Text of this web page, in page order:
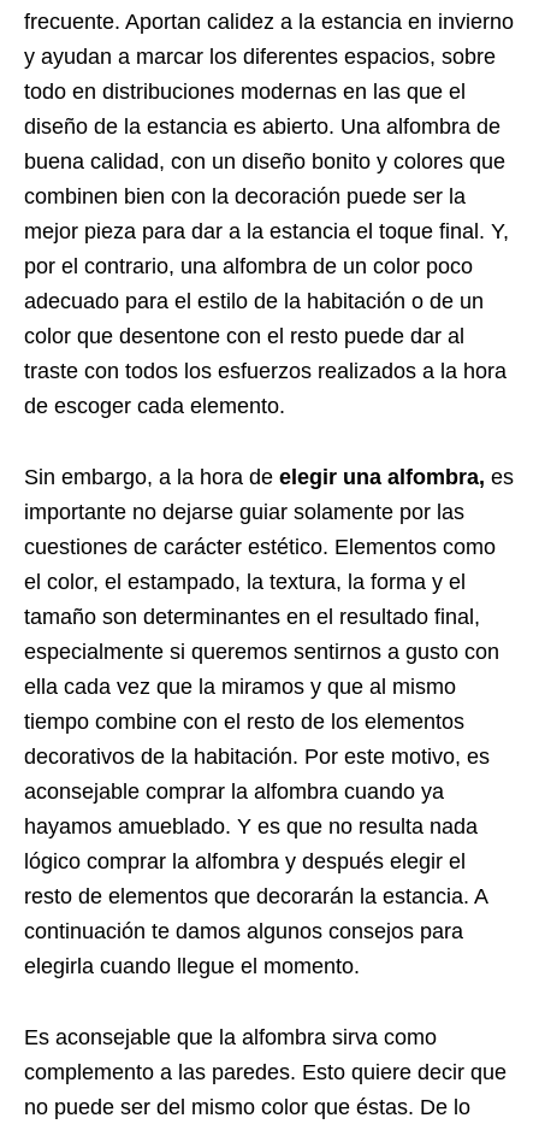
frecuente. Aportan calidez a la estancia en invierno
y ayudan a marcar los diferentes espacios, sobre
todo en distribuciones modernas en las que el
diseño de la estancia es abierto. Una alfombra de
buena calidad, con un diseño bonito y colores que
combinen bien con la decoración puede ser la
mejor pieza para dar a la estancia el toque final. Y,
por el contrario, una alfombra de un color poco
adecuado para el estilo de la habitación o de un
color que desentone con el resto puede dar al
traste con todos los esfuerzos realizados a la hora
de escoger cada elemento.
Sin embargo, a la hora de elegir una alfombra, es
importante no dejarse guiar solamente por las
cuestiones de carácter estético. Elementos como
el color, el estampado, la textura, la forma y el
tamaño son determinantes en el resultado final,
especialmente si queremos sentirnos a gusto con
ella cada vez que la miramos y que al mismo
tiempo combine con el resto de los elementos
decorativos de la habitación. Por este motivo, es
aconsejable comprar la alfombra cuando ya
hayamos amueblado. Y es que no resulta nada
lógico comprar la alfombra y después elegir el
resto de elementos que decorarán la estancia. A
continuación te damos algunos consejos para
elegirla cuando llegue el momento.
Es aconsejable que la alfombra sirva como
complemento a las paredes. Esto quiere decir que
no puede ser del mismo color que éstas. De lo